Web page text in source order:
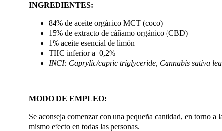
INGREDIENTES:
84% de aceite orgánico MCT (coco)
15% de extracto de cáñamo orgánico (CBD)
1% aceite esencial de limón
THC inferior a 0,2%
INCI: Caprylic/capric triglyceride, Cannabis sativa
MODO DE EMPLEO:
Se aconseja comenzar con una pequeña cantidad, en torno
mismo efecto en todas las personas.